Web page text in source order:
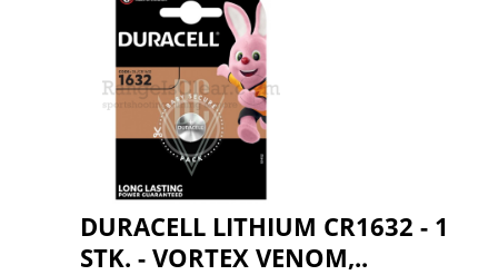
DURACELL LITHIUM CR1632 - 1
STK. - VORTEX VENOM,..